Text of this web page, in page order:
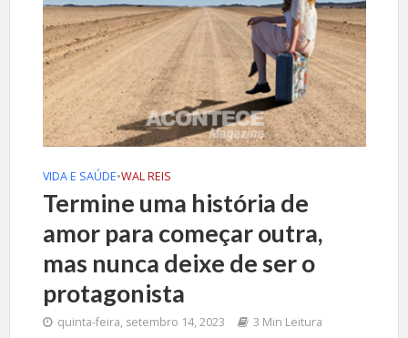
VIDA E SAÚDE•WAL REIS
Termine uma história de
amor para começar outra,
mas nunca deixe de ser o
protagonista
quinta-feira, setembro 14, 2023 3 Min Leitura